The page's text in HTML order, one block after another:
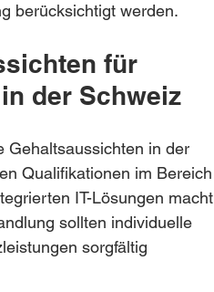
berücksichtigt werden.
für
der Schweiz
Gehaltsaussichten in der
Qualifikationen im Bereich
IT-Lösungen macht
sollten individuelle
sorgfältig